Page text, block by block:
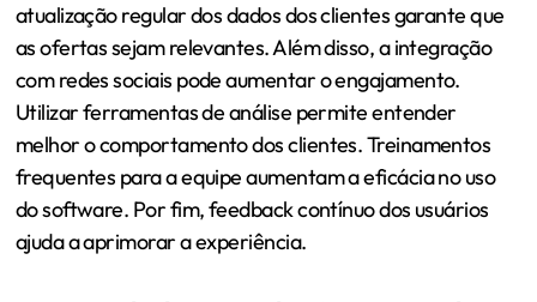
atualização regular dos dados dos clientes garante que
as ofertas sejam relevantes. Além disso, a integração
com redes sociais pode aumentar o engajamento.
Utilizar ferramentas de análise permite entender
melhor o comportamento dos clientes. Treinamentos
frequentes para a equipe aumentam a eficácia no uso
do software. Por fim, feedback contínuo dos usuários
ajuda a aprimorar a experiência.